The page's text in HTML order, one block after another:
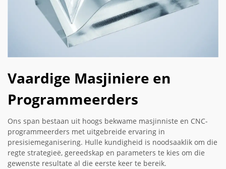
Vaardige Masjiniere en
Programmeerders
Ons span bestaan uit hoogs bekwame masjinniste en CNC-
programmeerders met uitgebreide ervaring in
presisiemeganisering. Hulle kundigheid is noodsaaklik om die
regte strategieë, gereedskap en parameters te kies om die
gewenste resultate al die eerste keer te bereik.